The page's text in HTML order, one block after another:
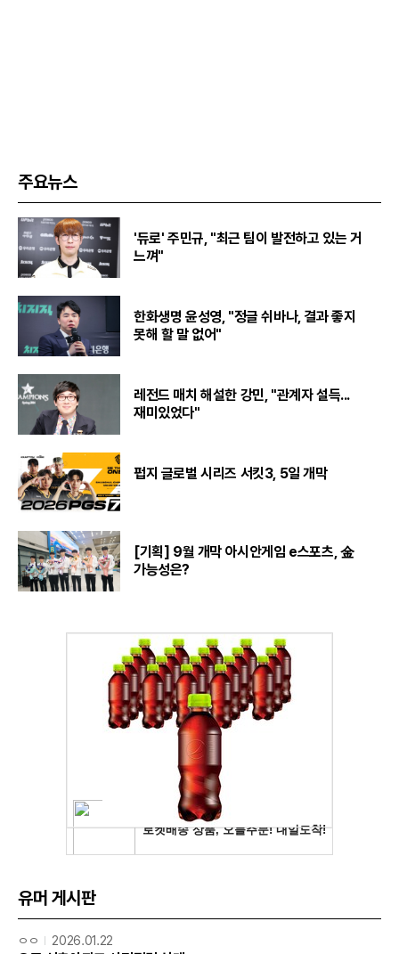
주요뉴스
'듀로' 주민규, "최근 팀이 발전하고 있는 거
느껴"
한화생명 윤성영, "정글 쉬바나, 결과 좋지
못해 할 말 없어"
레전드 매치 해설한 강민, "관계자 설득...
재미있었다"
펍지 글로벌 시리즈 서킷3, 5일 개막
[기획] 9월 개막 아시안게임 e스포츠, 金
가능성은?
유머 게시판
ㅇㅇ 2026.01.22